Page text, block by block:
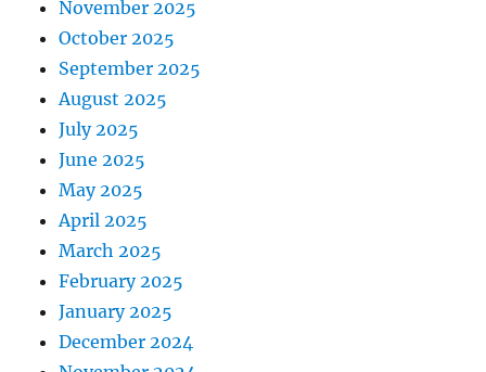
November 2025
October 2025
September 2025
August 2025
July 2025
June 2025
May 2025
April 2025
March 2025
February 2025
January 2025
December 2024